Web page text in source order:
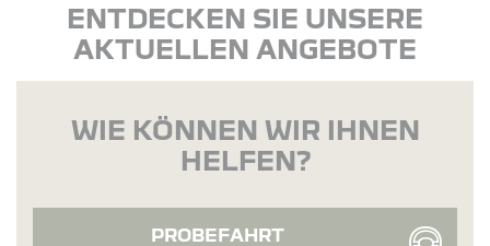
ENTDECKEN SIE UNSERE
AKTUELLEN ANGEBOTE
WIE KÖNNEN WIR IHNEN
HELFEN?
PROBEFAHRT